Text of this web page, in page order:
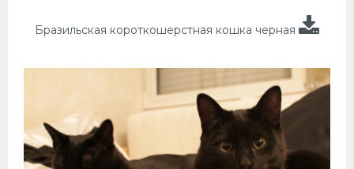
Бразильская короткошерстная кошка черная